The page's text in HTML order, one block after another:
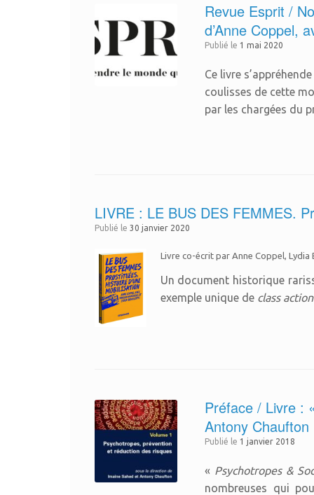
Revue Esprit /
d’Anne Coppel,
Publié le 1 mai 2020
Ce livre
coulisses de cette
par les chargées du
LIVRE : LE BUS DES FEMMES.
Publié le 30 janvier 2020
Livre co-écrit par Anne Coppel,
Un document historique
exemple unique de class action
Préface / Livre :
Antony Chaufton
Publié le 1 janvier 2018
« Psychotropes &
nombreuses qui